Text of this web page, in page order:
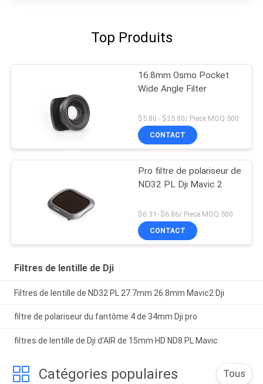
Top Produits
16.8mm Osmo Pocket
Wide Angle Filter
$5.80 - $25.80/ Piece MOQ:500
CONTACT
Pro filtre de polariseur de
ND32 PL Dji Mavic 2
$6.31- $6.86/ Piece MOQ:500
CONTACT
Filtres de lentille de Dji
Filtres de lentille de ND32 PL 27.7mm 26.8mm Mavic2 Dji
filtre de polariseur du fantôme 4 de 34mm Dji pro
filtres de lentille de Dji d'AIR de 15mm HD ND8 PL Mavic
Catégories populaires Tous